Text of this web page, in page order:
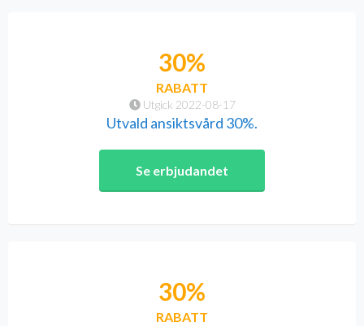
Utgick 2022-08-17
30%
RABATT
Utvald ansiktsvård 30%.
Se erbjudandet
30%
RABATT